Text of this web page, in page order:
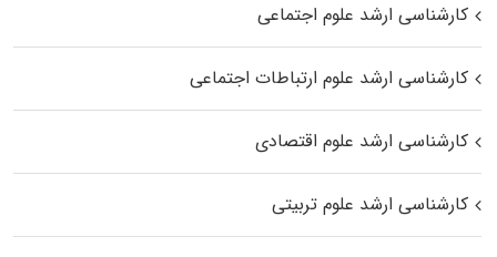
کارشناسی ارشد علوم اجتماعی
کارشناسی ارشد علوم ارتباطات اجتماعی
کارشناسی ارشد علوم اقتصادی
کارشناسی ارشد علوم تربیتی